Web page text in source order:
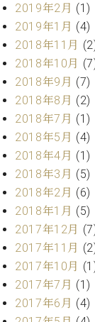
調
律
師
介
調
律
料
金
表
問
い
合
わ
せ
尾山調律師の
ログ Die
Musikgasse
楽の小道）
2019年2月 (1)
2019年1月 (4)
2018年11月
2018年10月
2018年9月 (7)
2018年8月 (2)
2018年7月 (1)
2018年5月 (4)
2018年4月 (1)
2018年3月 (5)
2018年2月 (6)
2018年1月 (5)
2017年12月
2017年11月
2017年10月
2017年7月 (1)
2017年6月 (4)